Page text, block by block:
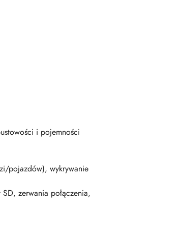
i pojemności
pojazdów), wykrywanie
zerwania połączenia,